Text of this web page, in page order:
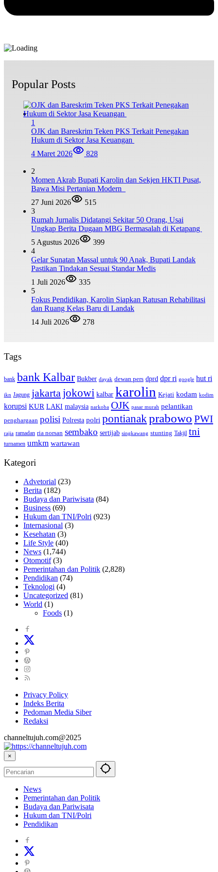
Popular Posts
1
OJK dan Bareskrim Teken PKS Terkait Penegakan
Hukum di Sektor Jasa Keuangan
4 Maret 2026
828
2
Momen Akrab Bupati Karolin dan Sekjen HKTI Pusat,
Bawa Misi Pertanian Modern
27 Juni 2026
515
3
Rumah Jurnalis Didatangi Sekitar 50 Orang, Usai
Ungkap Berita Dugaan MBG Bermasalah di Ketapang
5 Agustus 2026
399
4
Gelar Sunatan Massal untuk 90 Anak, Bupati Landak
Pastikan Tindakan Sesuai Standar Medis
1 Juli 2026
335
5
Fokus Pendidikan, Karolin Siapkan Ratusan Rehabilitasi
dan Ruang Kelas Baru di Landak
14 Juli 2026
278
Tags
bank bank Kalbar Bukber dayak dewan pers dprd dpr ri google hut ri
ikn Jagung jakarta jokowi kalbar karolin Kejati kodam kodim
korupsi KUR LAKI malaysia narkoba OJK pasar murah pelantikan
penghargaan polisi Polresta polri pontianakprabowo PWI
rajia ramadan ria norsan sembako sertijab singkawang stunting Takjil tni
turnamen umkm wartawan
Kategori
Advetorial (23)
Berita (182)
Budaya dan Pariwisata (84)
Business (69)
Hukum dan TNI/Polri (923)
Internasional (3)
Kesehatan (3)
Life Style (40)
News (1,744)
Otomotif(3)
Pemerintahan dan Politik (2,828)
Pendidikan (74)
Teknologi (4)
Uncategorized (81)
World (1)
Foods (1)
Privacy Policy
Indeks Berita
Pedoman Media Siber
Redaksi
channeltujuh.com@2025
×
News
Pemerintahan dan Politik
Budaya dan Pariwisata
Hukum dan TNI/Polri
Pendidikan